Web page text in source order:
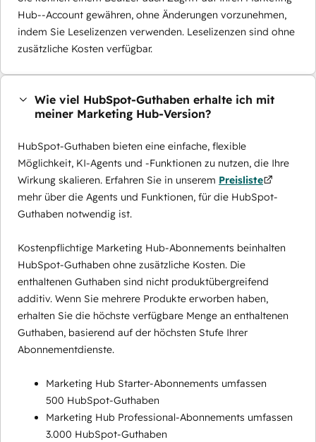
Hub--Account gewähren, ohne Änderungen vorzunehmen,
indem Sie Leselizenzen verwenden. Leselizenzen sind ohne
zusätzliche Kosten verfügbar.
Wie viel HubSpot-Guthaben erhalte ich mit
meiner Marketing Hub-Version?
HubSpot-Guthaben bieten eine einfache, flexible
Möglichkeit, KI-Agents und -Funktionen zu nutzen, die Ihre
Wirkung skalieren. Erfahren Sie in unserem Preisliste
mehr über die Agents und Funktionen, für die HubSpot-
Guthaben notwendig ist.
Kostenpflichtige Marketing Hub-Abonnements beinhalten
HubSpot-Guthaben ohne zusätzliche Kosten. Die
enthaltenen Guthaben sind nicht produktübergreifend
additiv. Wenn Sie mehrere Produkte erworben haben,
erhalten Sie die höchste verfügbare Menge an enthaltenen
Guthaben, basierend auf der höchsten Stufe Ihrer
Abonnementdienste.
Marketing Hub Starter-Abonnements umfassen
500 HubSpot-Guthaben
Marketing Hub Professional-Abonnements umfassen
3.000 HubSpot-Guthaben